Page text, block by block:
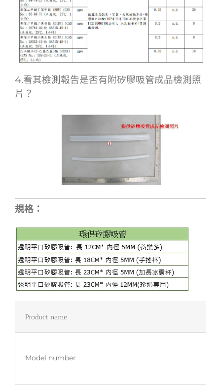
4.看其檢測報告是否有附矽膠吸管成品檢測照
片？
規格：
Product name
Model number